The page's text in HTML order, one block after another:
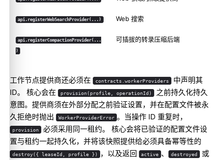
api.registerWebSearchProvider(...) Web 搜索
api.registerCompactionProvider(...
)
可插拔的转录压缩后端
工作节点提供商还必须在 contracts.workerProviders 中声明其
ID。 核心会在
provision(profile, operationId) 之前持久化持久
意图。提供商须在外部分配之前验证设置，并在配置文件被永
久拒绝时抛出
WorkerProviderError 。当操作 ID 重复时，
provision 必须采用同一租约。 核心会将已验证的配置文件设
置与租约一起持久化，并将该快照提供给必须具备幂等性的
destroy({ leaseId, profile }) ，以及返回 active 、 destroyed 或